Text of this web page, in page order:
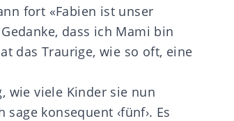
fort «Fabien ist unser
dass ich Mami bin
das Traurige, wie so oft, eine
wie viele Kinder sie nun
konsequent ‹fünf›. Es